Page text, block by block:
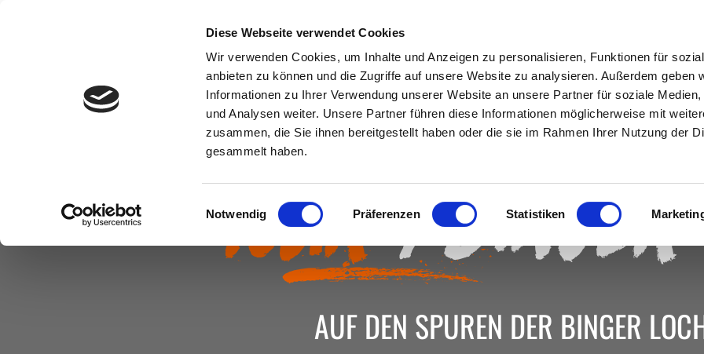
Diese Webseite verwendet Cookies
Wir verwenden Cookies, um Inhalte und Anzeigen zu personalisieren, Funktionen für
anbieten zu können und die Zugriffe auf unsere Website zu analysieren. Außerdem geben
Informationen zu Ihrer Verwendung unserer Website an unsere Partner für soziale Medien,
und Analysen weiter. Unsere Partner führen diese Informationen möglicherweise mit
zusammen, die Sie ihnen bereitgestellt haben oder die sie im Rahmen Ihrer Nutzung der
gesammelt haben.
Einwilligungsauswahl
Notwendig Präferenzen Statistiken
STARTSEITE
Tour
AUF DEN SPUREN DER BINGER